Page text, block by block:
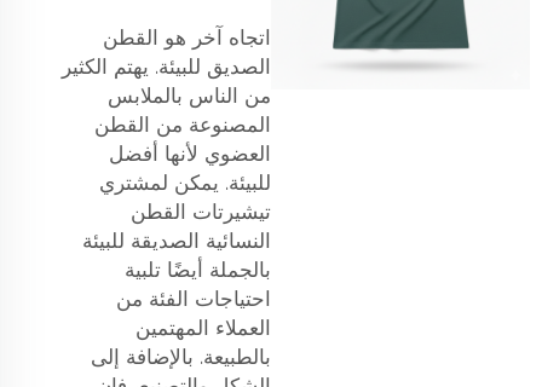
اتجاه آخر هو القطن
الصديق للبيئة. يهتم الكثير
من الناس بالملابس
المصنوعة من القطن
العضوي لأنها أفضل
للبيئة. يمكن لمشتري
تيشيرتات القطن
النسائية الصديقة للبيئة
بالجملة أيضًا تلبية
احتياجات الفئة من
العملاء المهتمين
بالطبيعة. بالإضافة إلى